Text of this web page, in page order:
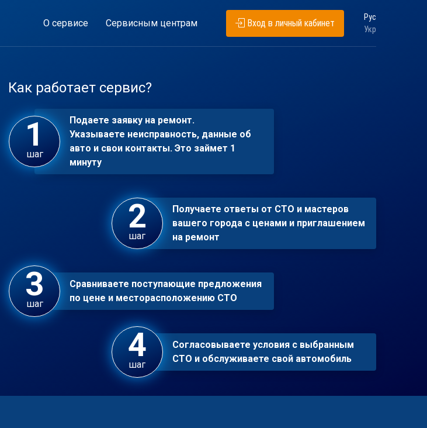
О сервисе Сервисным центрам Вход в личный кабинет
Рус
Укр
Как работает сервис?
шаг
Подаете заявку на ремонт.
Указываете неисправность, данные об
авто и свои контакты. Это займет 1
минуту
шаг
Получаете ответы от СТО и мастеров
вашего города с ценами и приглашением
на ремонт
шаг
Сравниваете поступающие предложения
по цене и месторасположению СТО
шаг
Согласовываете условия с выбранным
СТО и обслуживаете свой автомобиль